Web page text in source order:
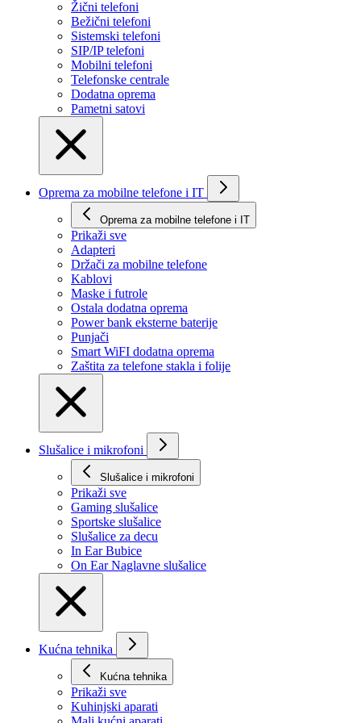
Žični telefoni
Bežični telefoni
Sistemski telefoni
SIP/IP telefoni
Mobilni telefoni
Telefonske centrale
Dodatna oprema
Pametni satovi
Oprema za mobilne telefone i IT
Oprema za mobilne telefone i IT
Prikaži svе
Adapteri
Držači za mobilne telefone
Kablovi
Maske i futrole
Ostala dodatna oprema
Power bank eksterne baterije
Punjači
Smart WiFI dodatna oprema
Zaštita za telefone stakla i folije
Slušalice i mikrofoni
Slušalice i mikrofoni
Prikaži svе
Gaming slušalice
Sportske slušalice
Slušalice za decu
In Ear Bubice
On Ear Naglavne slušalice
Kućna tehnika
Kućna tehnika
Prikaži svе
Kuhinjski aparati